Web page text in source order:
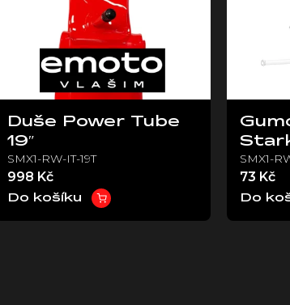
Duše Power Tube
19″
SMX1-RW-IT-19T
998 Kč
Do košíku
SMX1-
73 Kč
Do